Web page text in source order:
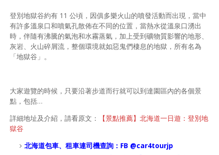
登別地獄谷約有 11 公頃，因俱多樂火山的噴發活動而出現，當中
有許多溫泉口和噴氣孔散佈在不同的位置，當熱水從溫泉口湧出
時，伴隨有沸騰的氣泡和水霧蒸氣，加上受到礦物質影響的地形、
灰岩、火山碎屑流，整個環境就如惡鬼們棲息的地獄，所有名為
「地獄谷」。
大家遊覽的時候，只要沿著步道而行就可以到達園區內的各個景
點，包括…
詳細地址及介紹，請看原文：
【景點推薦】北海道一日遊：登別地
獄谷
北海道包車、租車連司機查詢：FB @car4tourjp